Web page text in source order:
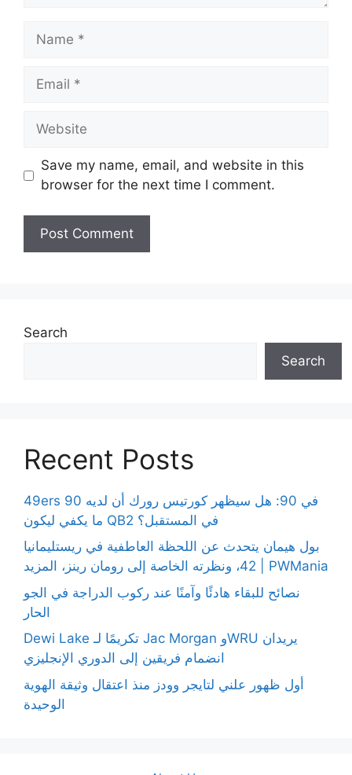
Name
Email
Website
Save my name, email, and website in this
browser for the next time I comment.
Search
Search
Recent Posts
49ers 90 في 90: هل سيظهر كورتيس رورك أن لديه
ما يكفي ليكون QB2 في المستقبل؟
بول هيمان يتحدث عن اللحظة العاطفية في ريستليمانيا
42، ونظرته الخاصة إلى رومان رينز، المزيد | PWMania
نصائح للبقاء هادئًا وآمنًا عند ركوب الدراجة في الجو
الحار
Dewi Lake تكريمًا لـ Jac Morgan وWRU يريدان
انضمام فريقين إلى الدوري الإنجليزي
أول ظهور علني لتايجر وودز منذ اعتقال وثيقة الهوية
الوحيدة